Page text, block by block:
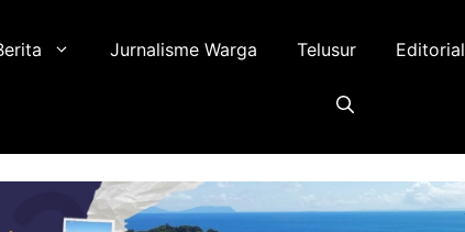
Jurnalisme Warga Telusur Editorial